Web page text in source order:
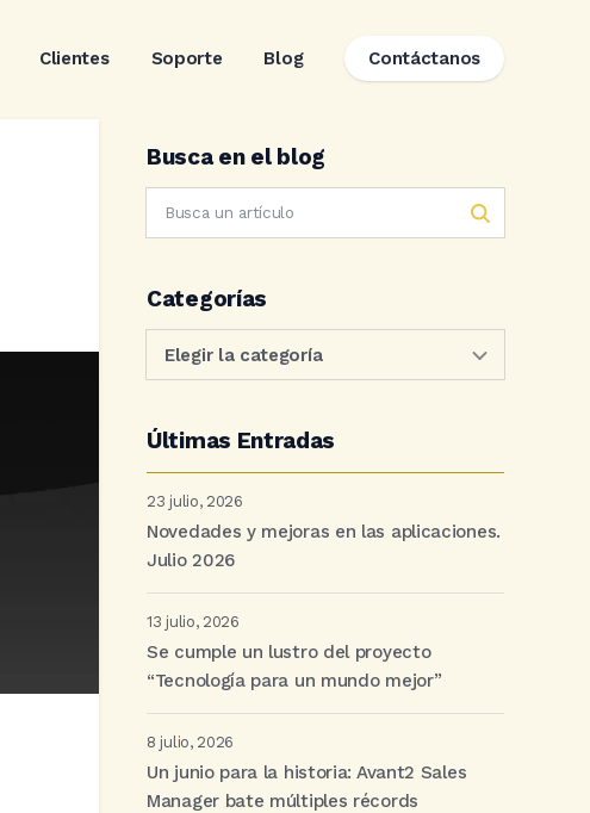
Clientes Soporte Blog Contáctanos
Busca en el blog
Categorías
Últimas Entradas
23 julio, 2026
Novedades y mejoras en las aplicaciones.
Julio 2026
13 julio, 2026
Se cumple un lustro del proyecto
“Tecnología para un mundo mejor”
8 julio, 2026
Un junio para la historia: Avant2 Sales
Manager bate múltiples récords